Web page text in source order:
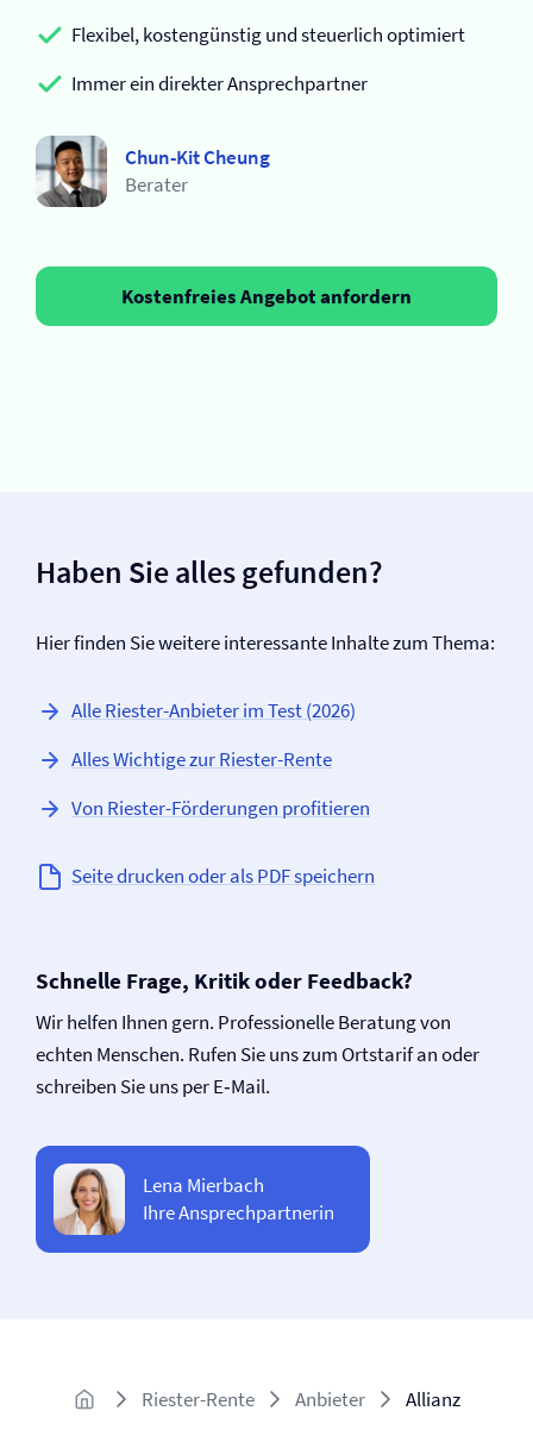
Flexibel, kostengünstig und steuerlich optimiert
Immer ein direkter Ansprechpartner
Chun-Kit Cheung
Berater
Kostenfreies Angebot anfordern
Haben Sie alles gefunden?
Hier finden Sie weitere interessante Inhalte zum Thema:
Alle Riester-Anbieter im Test (2026)
Alles Wichtige zur Riester-Rente
Von Riester-Förderungen profitieren
Seite drucken oder als PDF speichern
Schnelle Frage, Kritik oder Feedback?
Wir helfen Ihnen gern. Professionelle Beratung von
echten Menschen. Rufen Sie uns zum Ortstarif an oder
schreiben Sie uns per E‑Mail.
Lena Mierbach
Ihre Ansprechpartnerin
Riester-Rente Anbieter Allianz